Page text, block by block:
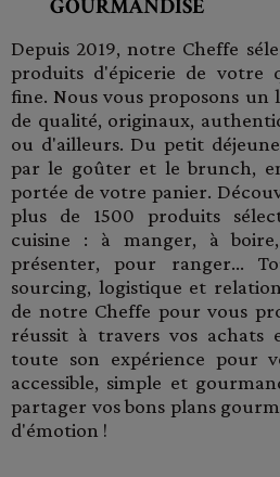
GOURMANDISE
Depuis 2019, notre Cheffe
produits d'épicerie de votre
fine. Nous vous proposons
de qualité, originaux,
ou d'ailleurs. Du petit
par le goûter et le brunch,
portée de votre panier.
plus de 1500 produits
cuisine : à manger, à
présenter, pour ranger...
sourcing, logistique et
de notre Cheffe pour vous
réussit à travers vos achats
toute son expérience pour
accessible, simple et
partager vos bons plans
d'émotion !